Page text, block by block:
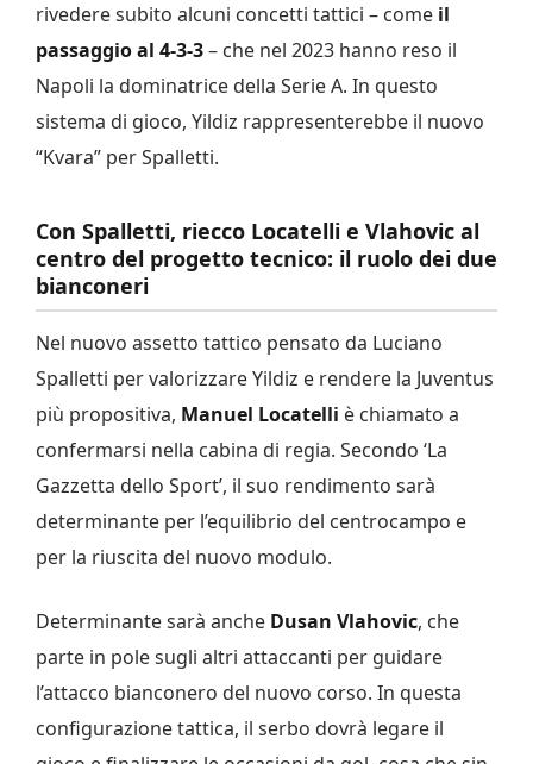
rivedere subito alcuni concetti tattici – come il
passaggio al 4-3-3– che nel 2023 hanno reso il
Napoli la dominatrice della Serie A. In questo
sistema di gioco, Yildiz rappresenterebbe il nuovo
“Kvara” per Spalletti.
Con Spalletti, riecco Locatelli e Vlahovic al
centro del progetto tecnico: il ruolo dei due
bianconeri
Nel nuovo assetto tattico pensato da Luciano
Spalletti per valorizzare Yildiz e rendere la Juventus
più propositiva, Manuel Locatelli è chiamato a
confermarsi nella cabina di regia. Secondo ‘La
Gazzetta dello Sport’, il suo rendimento sarà
determinante per l’equilibrio del centrocampo e
per la riuscita del nuovo modulo.
Determinante sarà anche Dusan Vlahovic, che
parte in pole sugli altri attaccanti per guidare
l’attacco bianconero del nuovo corso. In questa
configurazione tattica, il serbo dovrà legare il